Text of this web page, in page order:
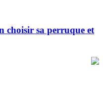
choisir sa perruque et